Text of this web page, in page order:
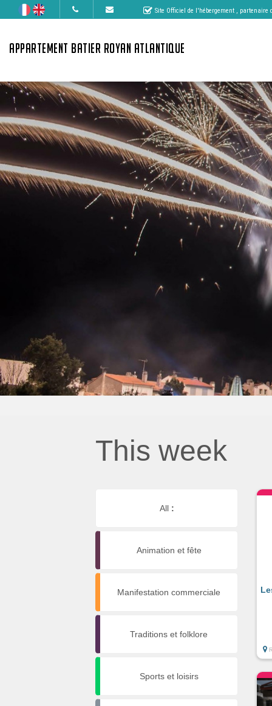
Site Officiel de l'hébergement , partenaire
APPARTEMENT BATIER ROYAN ATLANTIQUE
This week
All :
Animation et fête
Manifestation commerciale
Traditions et folklore
Sports et loisirs